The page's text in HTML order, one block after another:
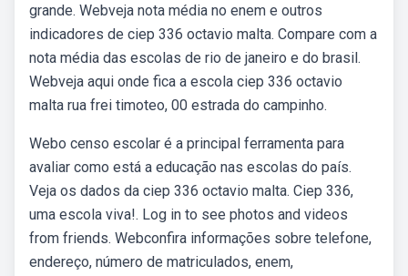
grande. Webveja nota média no enem e outros
indicadores de ciep 336 octavio malta. Compare com a
nota média das escolas de rio de janeiro e do brasil.
Webveja aqui onde fica a escola ciep 336 octavio
malta rua frei timoteo, 00 estrada do campinho.
Webo censo escolar é a principal ferramenta para
avaliar como está a educação nas escolas do país.
Veja os dados da ciep 336 octavio malta. Ciep 336,
uma escola viva!. Log in to see photos and videos
from friends. Webconfira informações sobre telefone,
endereço, número de matriculados, enem,